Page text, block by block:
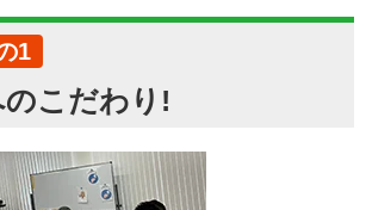
1
こだわり!